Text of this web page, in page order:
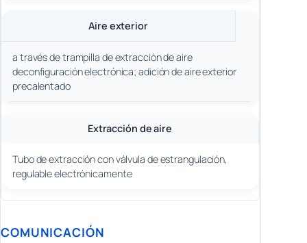
Aire exterior
a través de trampilla de extracción de aire
deconfiguración electrónica; adición de aire exterior
precalentado
Extracción de aire
Tubo de extracción con válvula de estrangulación,
regulable electrónicamente
COMUNICACIÓN